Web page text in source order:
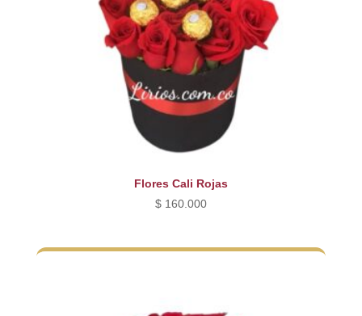
Flores Cali Rojas
$160.000